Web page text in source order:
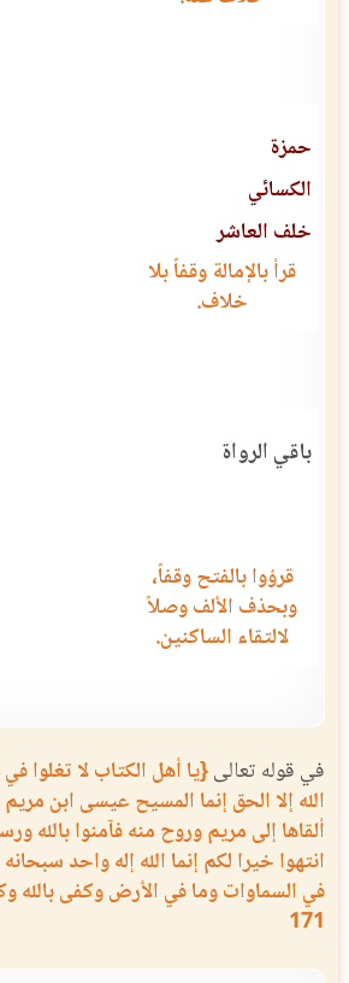
حمزة
الكسائي
خلف العاشر
قرأ بالإمالة وقفاً بلا
خلاف.
باقي الرواة
قرؤوا بالفتح وقفاً،
وبحذف الألف وصلاً
لالتقاء الساكنين.
في قوله تعالى{يا أهل الكتاب لا تغلوا
الله إلا الحق إنما المسيح عيسى ابن
ألقاها إلى مريم وروح منه فآمنوا بالله
انتهوا خيرا لكم إنما الله إله واحد
في السماوات وما في الأرض وكفى بالله
171